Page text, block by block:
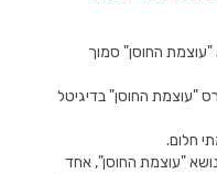
"עוצמת החוסן" סמוך
"עוצמת החוסן" בדיגיטל
חלום.
בנושא "עוצמת החוסן", אחד